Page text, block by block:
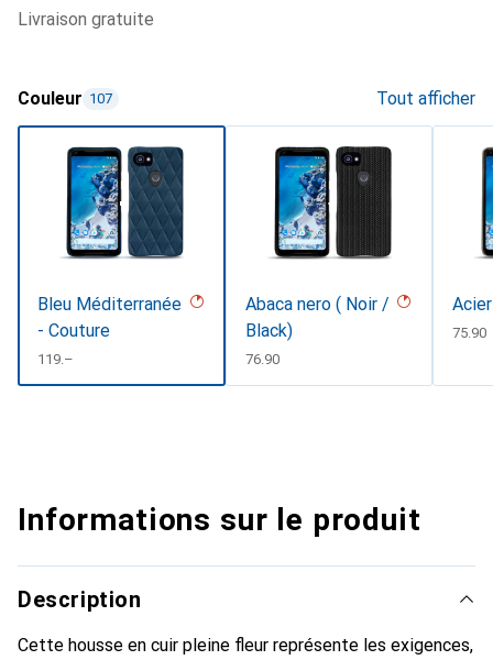
livraison gratuite
Couleur 107 Tout afficher
Bleu Méditerranée
- Couture
CHF
119.–
Abaca nero ( Noir /
Black)
CHF
76.90
CHF
75.90
Informations sur le produit
Description
Cette housse en cuir pleine fleur représente les exigences,